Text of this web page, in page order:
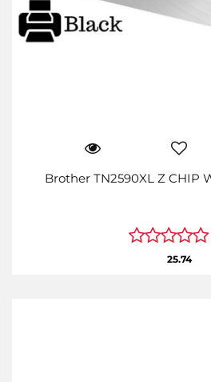
Brother TN2590XL Z CHIP
25.74